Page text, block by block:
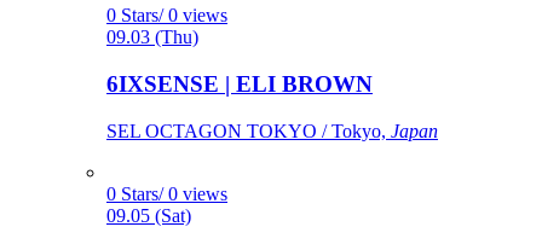
0 Stars/ 0 views
09.03 (Thu)
6IXSENSE | ELI BROWN
SEL OCTAGON TOKYO / Tokyo, Japan
0 Stars/ 0 views
09.05 (Sat)